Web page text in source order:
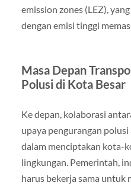
emission zones (LEZ),
dengan emisi tinggi
Masa Depan
Polusi di Kota Besar
Ke depan, kolaborasi
upaya pengurangan
dalam menciptakan kota-
lingkungan. Pemerintah,
harus bekerja sama untuk